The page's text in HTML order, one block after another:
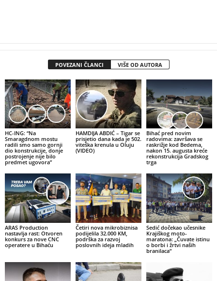
POVEZANI ČLANCI VIŠE OD AUTORA
HC-ING: “Na
Smaragdnom mostu
radili smo samo gornji
dio konstrukcije, donje
postrojenje nije bilo
predmet ugovora”
HAMDIJA ABDIĆ – Tigar se
prisjetio dana kada je 502.
viteška krenula u Oluju
(VIDEO)
Bihać pred novim
radovima: završava se
raskrižje kod Bedema,
nakon 15. augusta kreće
rekonstrukcija Gradskog
trga
ARAS Production
nastavlja rast: Otvoren
konkurs za nove CNC
operatere u Bihaću
Četiri nova mikrobiznisa
podijelila 32.000 KM,
podrška za razvoj
poslovnih ideja mladih
Sedić dočekao učesnike
Krajiškog moto-
maratona: „Čuvate istinu
o borbi i žrtvi naših
branilaca“